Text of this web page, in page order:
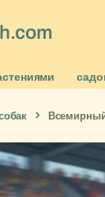
Всемирный